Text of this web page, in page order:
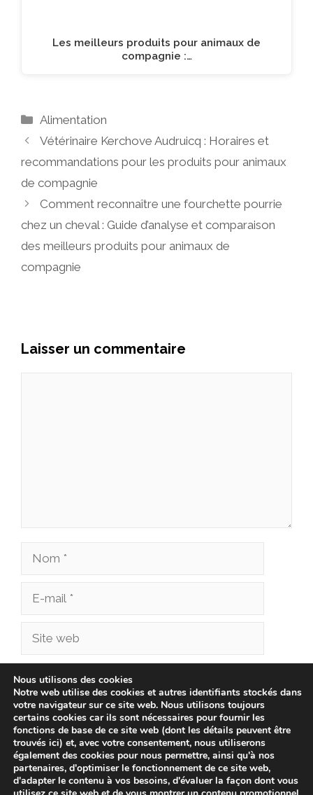
Les meilleurs produits pour animaux de
compagnie :…
Catégories
Alimentation
Vétérinaire Kerchove Audruicq : Horaires et
recommandations pour les produits pour animaux
de compagnie
Comment reconnaître une fourchette pourrie
chez un cheval : Guide d’analyse et comparaison
des meilleurs produits pour animaux de
compagnie
Laisser un commentaire
Nom
Site
Enregistrer mon nom, mon e-mail et mon site
dans le navigateur pour mon prochain
commentaire.
Nous utilisons des cookies
Notre web utilise des cookies et autres identifiants stockés dans
votre navigateur sur ce site web. Nous utilisons toujours
certains cookies car ils sont nécessaires pour fournir les
fonctions de base de ce site web (dont les détails peuvent être
trouvés ici) et, avec votre consentement, nous utiliserons
également des cookies pour nous permettre, ainsi qu'à nos
partenaires, d'optimiser le fonctionnement de ce site web,
d'adapter le contenu à vos besoins, d'évaluer la façon dont vous